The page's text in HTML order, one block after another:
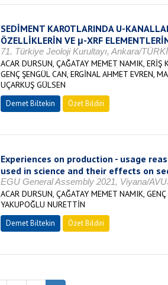
SEDİMENT KAROTLARINDA U-
ÖZELLİKLERİN VE μ-XRF
71. Türkiye Jeoloji Kurultayı, Ankara/
ACAR DURSUN, ÇAĞATAY MEMET NAMIK, ERİŞ
GENÇ ŞENGÜL CAN, ERGİNAL AHMET EVREN,
UÇARKUŞ GÜLSEN
Demet Biltekin Özet Bildiri
Experiences on production - usage
used in science and their effects on
EGU General Assembly 2021, Viyana/
ACAR DURSUN, ÇAĞATAY MEMET NAMIK,
YAKUPOĞLU NURETTİN
Demet Biltekin Özet Bildiri